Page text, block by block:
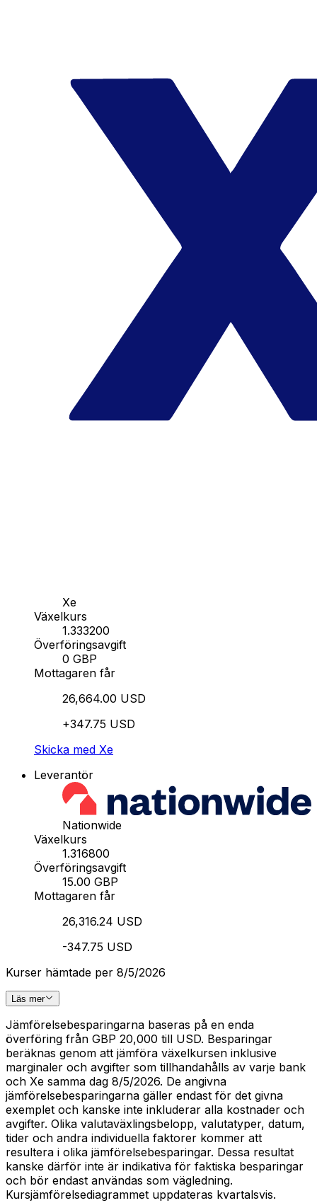
Xe
Växelkurs
1.333200
Överföringsavgift
0 GBP
Mottagaren får
26,664.00 USD
+347.75 USD
Skicka med Xe
Leverantör
Nationwide
Växelkurs
1.316800
Överföringsavgift
15.00 GBP
Mottagaren får
26,316.24 USD
-347.75 USD
Kurser hämtade per 8/5/2026
Läs mer
Jämförelsebesparingarna baseras på en enda
överföring från GBP 20,000 till USD. Besparingar
beräknas genom att jämföra växelkursen inklusive
marginaler och avgifter som tillhandahålls av varje bank
och Xe samma dag 8/5/2026. De angivna
jämförelsebesparingarna gäller endast för det givna
exemplet och kanske inte inkluderar alla kostnader och
avgifter. Olika valutaväxlingsbelopp, valutatyper, datum,
tider och andra individuella faktorer kommer att
resultera i olika jämförelsebesparingar. Dessa resultat
kanske därför inte är indikativa för faktiska besparingar
och bör endast användas som vägledning.
Kursjämförelsediagrammet uppdateras kvartalsvis.